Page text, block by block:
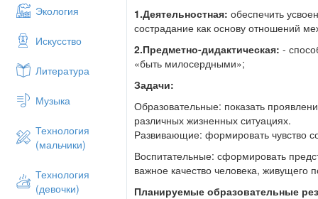
Экология
Искусство
Литература
Музыка
Технология
(мальчики)
Технология
(девочки)
1.Деятельностная: обеспечить
сострадание как основу отношений
2.Предметно-дидактическая:-
«быть милосердными»;
Задачи:
Образовательные: показать
различных жизненных ситуациях.
Развивающие: формировать чувство
Воспитательные: сформировать
важное качество человека, живущего
Планируемые образовательные